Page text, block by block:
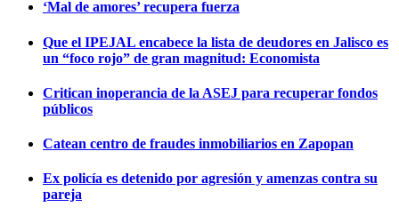
‘Mal de amores’ recupera fuerza
Que el IPEJAL encabece la lista de deudores en Jalisco es
un “foco rojo” de gran magnitud: Economista
Critican inoperancia de la ASEJ para recuperar fondos
públicos
Catean centro de fraudes inmobiliarios en Zapopan
Ex policía es detenido por agresión y amenzas contra su
pareja